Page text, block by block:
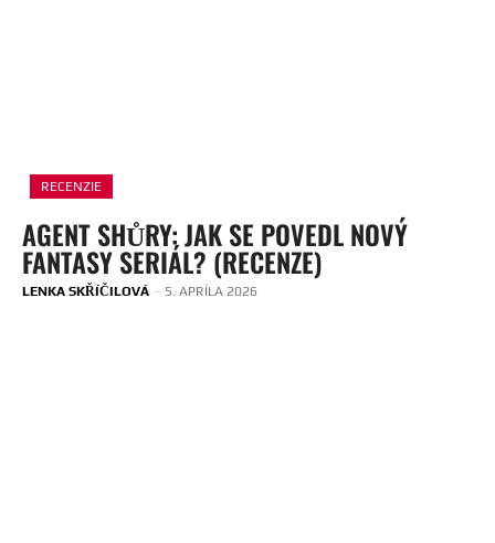
RECENZIE
AGENT SHŮRY: JAK SE POVEDL NOVÝ
FANTASY SERIÁL? (RECENZE)
LENKA SKŘÍČILOVÁ - 5. APRÍLA 2026